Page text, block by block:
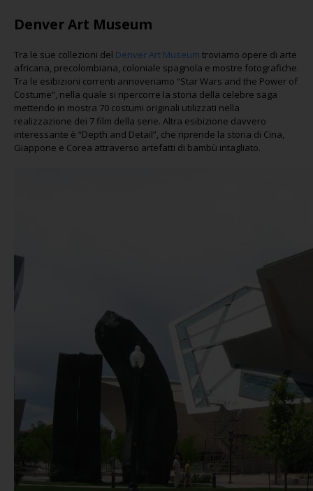
Denver Art Museum
Tra le sue collezioni del Denver Art Museum troviamo opere di arte
africana, precolombiana, coloniale spagnola e mostre fotografiche.
Tra le esibizioni correnti annoveriamo “Star Wars and the Power of
Costume”, nella quale si ripercorre la storia della celebre saga
mettendo in mostra 70 costumi originali utilizzati nella
realizzazione dei 7 film della serie. Altra esibizione davvero
interessante è “Depth and Detail”, che riprende la storia di Cina,
Giappone e Corea attraverso artefatti di bambù intagliato.